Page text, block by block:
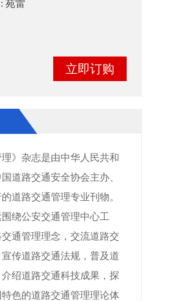
苑雷
立即订购
理》杂志是由中华人民共和
道路交通安全协会主办、
道路交通管理专业刊物。
绕公安交通管理中心工
通管理理念，交流道路交
传道路交通法规，普及道
绍道路交通科技成果，探
色的道路交通管理理论体